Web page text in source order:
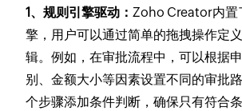
1、规则引擎驱动：Zoho Creator内置
擎，用户可以通过简单的拖拽操作定
辑。例如，在审批流程中，可以根据
别、金额大小等因素设置不同的审批
个步骤添加条件判断，确保只有符合